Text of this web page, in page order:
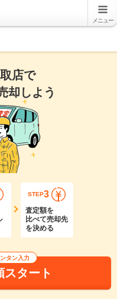
メニュー
店で
却しよう
STEP3
査定額を
比べて売却先
を決める
タン入力
スタート